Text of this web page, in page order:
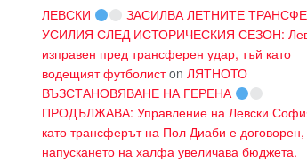
ЛЕВСКИ
ЗАСИЛВА ЛЕТНИТЕ
УСИЛИЯ СЛЕД ИСТОРИЧЕСКИЯ СЕЗОН:
изправен пред трансферен удар, тъй като
водещият футболистon ЛЯТНОТО
ВЪЗСТАНОВЯВАНЕ НА ГЕРЕНА
ПРОДЪЛЖАВА: Управление на Левски
като трансферът на Пол Диаби е
напускането на халфа увеличава бюджета.